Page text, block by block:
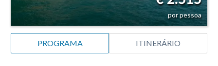
por pessoa
PROGRAMA ITINERÁRIO